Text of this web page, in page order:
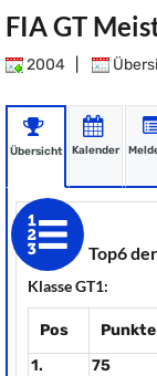
FIA GT
2004
Übersicht Kalender
Top6
Klasse GT1:
Pos Punkte
1.
75